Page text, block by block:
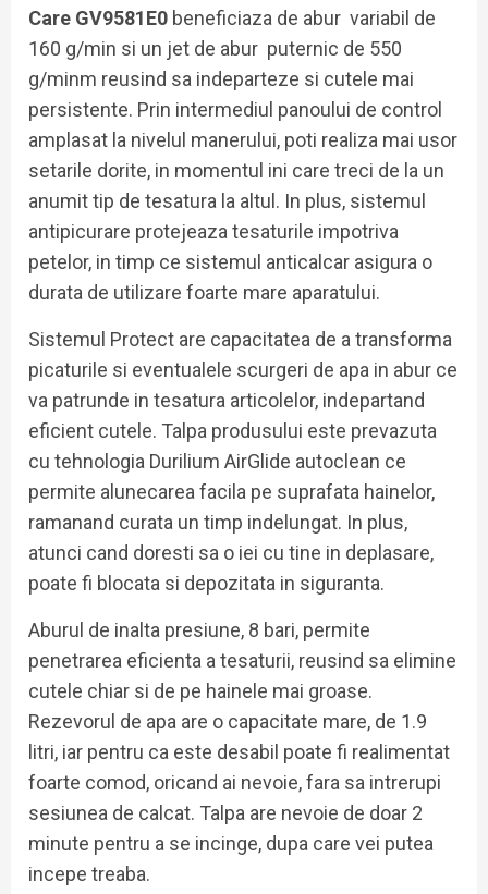
Care GV9581E0 beneficiaza de abur variabil de
160 g/min si un jet de abur puternic de 550
g/minm reusind sa indeparteze si cutele mai
persistente. Prin intermediul panoului de control
amplasat la nivelul manerului, poti realiza mai usor
setarile dorite, in momentul ini care treci de la un
anumit tip de tesatura la altul. In plus, sistemul
antipicurare protejeaza tesaturile impotriva
petelor, in timp ce sistemul anticalcar asigura o
durata de utilizare foarte mare aparatului.
Sistemul Protect are capacitatea de a transforma
picaturile si eventualele scurgeri de apa in abur ce
va patrunde in tesatura articolelor, indepartand
eficient cutele. Talpa produsului este prevazuta
cu tehnologia Durilium AirGlide autoclean ce
permite alunecarea facila pe suprafata hainelor,
ramanand curata un timp indelungat. In plus,
atunci cand doresti sa o iei cu tine in deplasare,
poate fi blocata si depozitata in siguranta.
Aburul de inalta presiune, 8 bari, permite
penetrarea eficienta a tesaturii, reusind sa elimine
cutele chiar si de pe hainele mai groase.
Rezevorul de apa are o capacitate mare, de 1.9
litri, iar pentru ca este desabil poate fi realimentat
foarte comod, oricand ai nevoie, fara sa intrerupi
sesiunea de calcat. Talpa are nevoie de doar 2
minute pentru a se incinge, dupa care vei putea
incepe treaba.